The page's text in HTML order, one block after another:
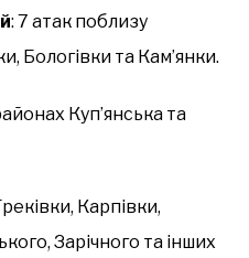
: 7 атак поблизу
Бологівки та Кам’янки.
Куп’янська та
Карпівки,
Зарічного та інших